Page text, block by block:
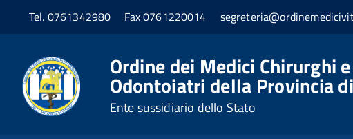
Tel. 0761342980 Fax 0761220014
Ordine dei Medici Chirurghi
Odontoiatri della Provincia
Ente sussidiario dello Stato